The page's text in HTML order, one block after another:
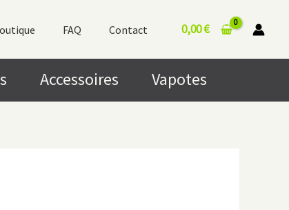
FAQ Contact 0,00€
Accessoires Vapotes